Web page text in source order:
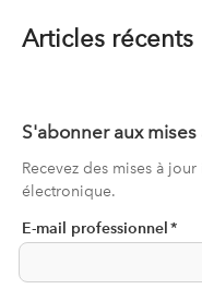
Articles récents
S'abonner aux mises
Recevez des mises à
électronique.
E-mail professionnel *